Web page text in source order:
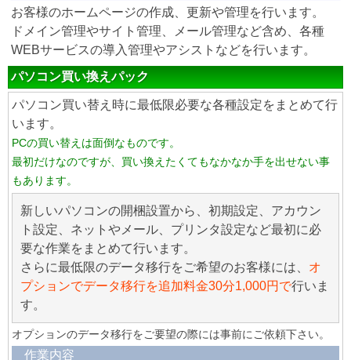
お客様のホームページの作成、更新や管理を行います。
ドメイン管理やサイト管理、メール管理など含め、各種
WEBサービスの導入管理やアシストなどを行います。
パソコン買い換えパック
パソコン買い替え時に最低限必要な各種設定をまとめて行
います。
PCの買い替えは面倒なものです。
最初だけなのですが、買い換えたくてもなかなか手を出せない事
もあります。
新しいパソコンの開梱設置から、初期設定、アカウン
ト設定、ネットやメール、プリンタ設定など最初に必
要な作業をまとめて行います。
さらに最低限のデータ移行をご希望のお客様には、 オ
プションでデータ移行を追加料金30分1,000円で行いま
す。
オプションのデータ移行をご要望の際には事前にご依頼下さい。
作業内容